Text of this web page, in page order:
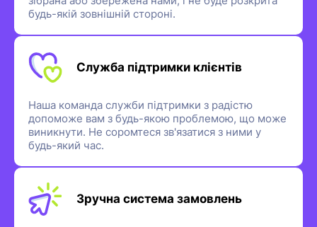
будь-якій зовнішній стороні.
Служба підтримки клієнтів
Наша команда служби підтримки з радістю
допоможе вам з будь-якою проблемою, що може
виникнути. Не соромтеся зв'язатися з ними у
будь-який час.
Зручна система замовлень